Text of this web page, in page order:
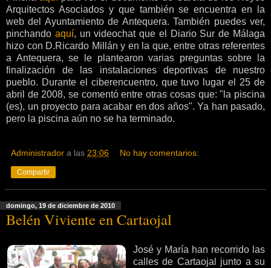
Arquitectos Asociados y que también se encuentra en la
web del Ayuntamiento de Antequera. También puedes ver,
pinchando aquí, un videochat que el Diario Sur de Málaga
hizo con D.Ricardo Millán y en la que, entre otras referentes
a Antequera, se le plantearon varias preguntas sobre la
finalización de las instalaciones deportivas de nuestro
pueblo. Durante el ciberencuentro, que tuvo lugar el 25 de
abril de 2008, se comentó entre otras cosas que: "la piscina
(es), un proyecto para acabar en dos años". Ya han pasado,
pero la piscina aún no se ha terminado.
Administrador a las 23:06 No hay comentarios:
Compartir
domingo, 19 de diciembre de 2010
Belén Viviente en Cartaojal
José y María han recorrido las
calles de Cartaojal junto a su